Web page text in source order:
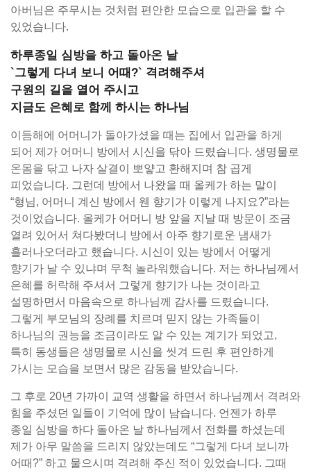
아버님은 주무시는 것처럼 편안한 모습으로 입관을 할 수
있었습니다.
하루종일 심방을 하고 돌아온 날
`그렇게 다녀 보니 어때?` 격려해주셔
구원의 길을 열어 주시고
지금도 은혜로 함께 하시는 하나님
이듬해에 어머니가 돌아가셨을 때는 집에서 입관을 하게
되어 제가 어머니 방에서 시신을 닦아 드렸습니다. 생명물로
온몸을 닦고 나자 살결이 뽀얗고 환해지며 참 곱게
피었습니다. 그런데 방에서 나왔을 때 올케가 하는 말이
“형님, 어머니 계신 방에서 웬 향기가 이렇게 나지요?”라는
것이었습니다. 올케가 어머니 방 앞을 지날 때 방문이 조금
열려 있어서 쳐다봤더니 방에서 아주 향기로운 냄새가
흘러나오더라고 했습니다. 시신이 있는 방에서 어떻게
향기가 날 수 있냐며 무척 놀라워했습니다. 저는 하나님께서
은혜를 허락해 주셔서 그렇게 향기가 나는 것이라고
설명하면서 마음속으로 하나님께 감사를 드렸습니다.
그렇게 부모님의 장례를 치르며 믿지 않는 가족들이
하나님의 권능을 조금이라도 알 수 있는 계기가 되었고,
특히 동생들은 생명물로 시신을 씻겨 드린 후 편안하게
가시는 모습을 보면서 많은 감동을 받았습니다.
그 후로 20년 가까이 교역 생활을 하면서 하나님께서 격려와
힘을 주셨던 일들이 기억에 많이 남습니다. 언젠가 하루
종일 심방을 하다 돌아온 날 하나님께서 전화를 하셨는데
제가 아무 말씀을 드리지 않았는데도 “그렇게 다녀 보니까
어때?” 하고 물으시며 격려해 주신 적이 있었습니다. 그때